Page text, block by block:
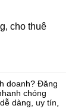
cho thuê
doanh? Đăng
chóng
dàng, uy tín,